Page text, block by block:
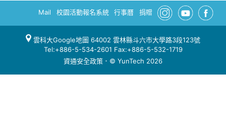
Mail 校園活動報名系統 行事曆 捐贈
雲科大Google地圖 64002 雲林縣斗六市大學路3段123號
Tel:+886-5-534-2601 Fax:+886-5-532-1719
資通安全政策 ．© YunTech 2026